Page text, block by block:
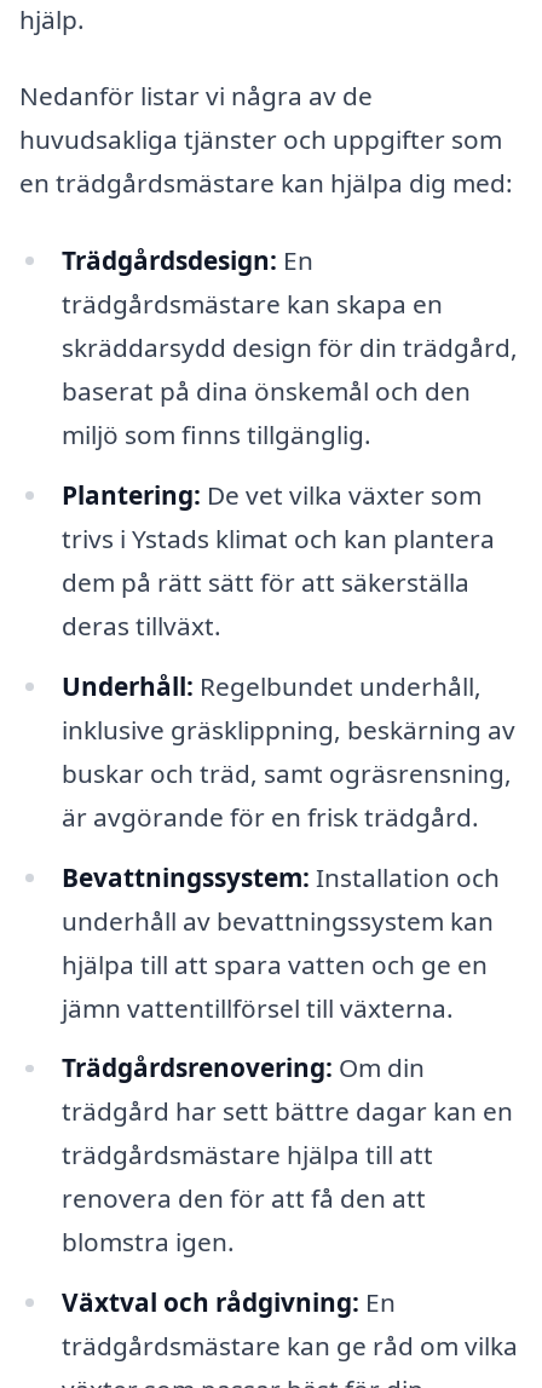
hjälp.
Nedanför listar vi några av de
huvudsakliga tjänster och uppgifter som
en trädgårdsmästare kan hjälpa dig med:
Trädgårdsdesign: En
trädgårdsmästare kan skapa en
skräddarsydd design för din trädgård,
baserat på dina önskemål och den
miljö som finns tillgänglig.
Plantering: De vet vilka växter som
trivs i Ystads klimat och kan plantera
dem på rätt sätt för att säkerställa
deras tillväxt.
Underhåll: Regelbundet underhåll,
inklusive gräsklippning, beskärning av
buskar och träd, samt ogräsrensning,
är avgörande för en frisk trädgård.
Bevattningssystem: Installation och
underhåll av bevattningssystem kan
hjälpa till att spara vatten och ge en
jämn vattentillförsel till växterna.
Trädgårdsrenovering: Om din
trädgård har sett bättre dagar kan en
trädgårdsmästare hjälpa till att
renovera den för att få den att
blomstra igen.
Växtval och rådgivning: En
trädgårdsmästare kan ge råd om vilka